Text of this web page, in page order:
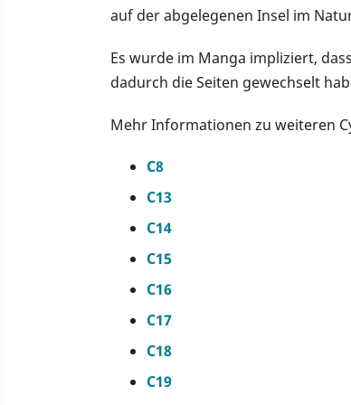
auf der abgelegenen Insel im
Es wurde im Manga impliziert,
dadurch die Seiten gewechselt
Mehr Informationen zu weiteren
C8
C13
C14
C15
C16
C17
C18
C19